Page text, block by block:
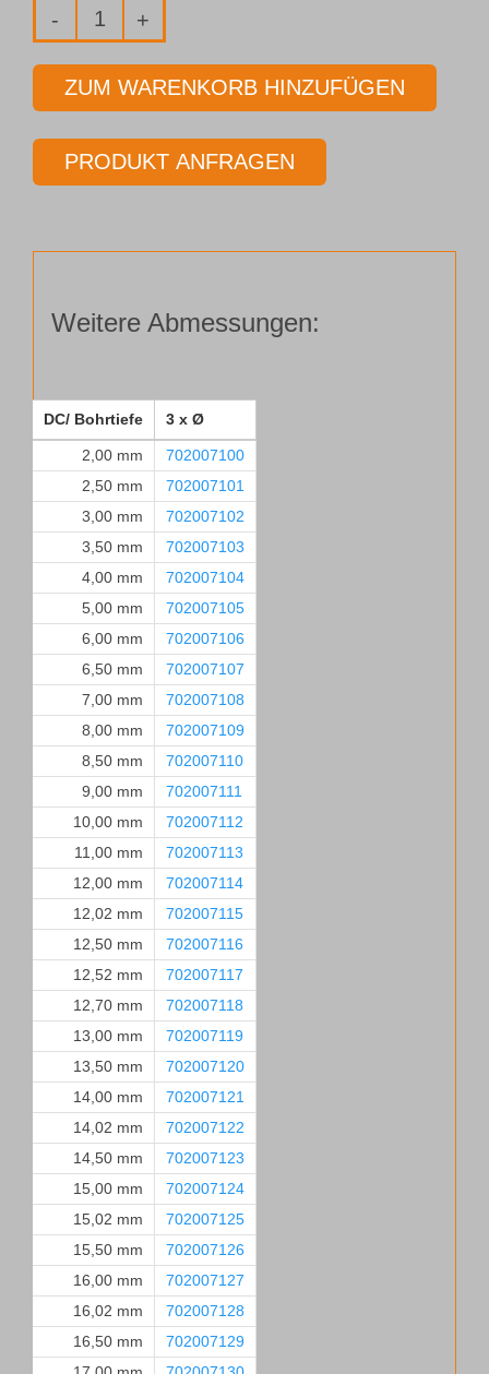
Vollhartmetall-
Pilotbohrer
Typ 153-
Ø 12,02 mm
ZUM WARENKORB HINZUFÜGEN
PRODUKT ANFRAGEN
Weitere Abmessungen:
DC/ Bohrtiefe 3 x Ø
2,00 mm
702007100
2,50 mm
702007101
3,00 mm
702007102
3,50 mm
702007103
4,00 mm
702007104
5,00 mm
702007105
6,00 mm
702007106
6,50 mm
702007107
7,00 mm
702007108
8,00 mm
702007109
8,50 mm
702007110
9,00 mm
702007111
10,00 mm
702007112
11,00 mm
702007113
12,00 mm
702007114
12,02 mm
702007115
12,50 mm
702007116
12,52 mm
702007117
12,70 mm
702007118
13,00 mm
702007119
13,50 mm
702007120
14,00 mm
702007121
14,02 mm
702007122
14,50 mm
702007123
15,00 mm
702007124
15,02 mm
702007125
15,50 mm
702007126
16,00 mm
702007127
16,02 mm
702007128
16,50 mm
702007129